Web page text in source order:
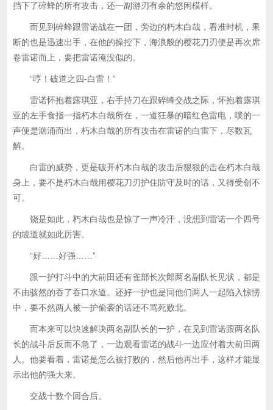
挡下了碎蜂的所有攻击，还一副游刃有余的悠闲模样。
而见到碎蜂跟雷诺战在一团，旁边的朽木白哉，看准时机，果
断的也是迅速出手，在他的操控下，海浪般的樱花刀刃便是再次席
卷雷诺而上，要把雷诺淹没似的。
“哼！破道之四-白雷！”
雷诺怀抱着露琪亚，右手持刀在跟碎蜂交战之际，怀抱着露琪
亚的左手食指一指朽木白哉所在，一道狂暴的暗红色雷电，噗的一
声便是汹涌而出，朽木白哉的所有攻击在雷诺的白雷下，尽数瓦
解。
白雷的威势，更是破开朽木白哉的攻击后狠狠的击在朽木白哉
身上，要不是朽木白哉用樱花刀刃护住防守及时的话，又得受创不
可。
饶是如此，朽木白哉也是惊了一声冷汗，没想到雷诺一个四号
的坡道就如此厉害。
“好……好强……”
跟一护打斗中的大前田还有雀部长次郎两名副队长见状，都是
不由骇然的吞了吞口水道。还好一护也是同他们两人一起陷入惊愣
中，要不然两人被一护偷袭的话还不骂死败北。
而本来可以快速解决两名副队长的一护，在见到雷诺跟两名队
长的战斗后反而不急了，一边观看雷诺的战斗一边应付着大前田两
人。他要看着，雷诺是怎么被打败的，然后他再出手，这样才能显
示出他的强大来。
交战十数个回合后。